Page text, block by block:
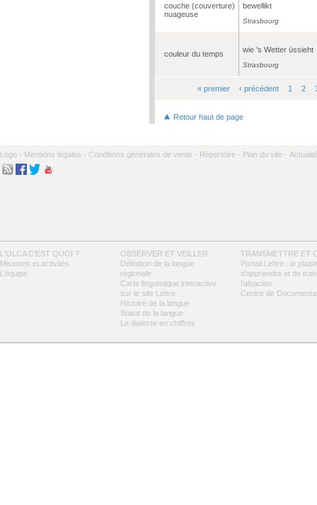
couche (couverture)
nuageuse
bewellikt
Strasbourg
couleur du temps wie 's Wetter üssieht
Strasbourg
« premier ‹ précédent 1 2
Retour haut de page
Logo - Mentions légales - Conditions générales de vente - Répertoire - Plan du site -
L'OLCA C'EST QUOI ?
Missions et activités
L’équipe
OBSERVER ET VEILLER
Définition de la langue
régionale
Carte linguistique interactive
sur le site Lehre
Histoire de la langue
Statut de la langue
Le dialecte en chiffres
TRANSMETTRE ET
Portail Lehre : le plaisir
d’apprendre et de
l’alsacien
Centre de